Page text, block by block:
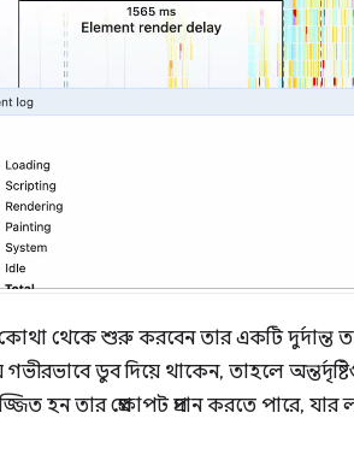
থেকে শুরু করবেন তার একটি দুর্দান্ত
ডুব দিয়ে থাকেন, তাহলে
হন তার প্রেক্ষাপট প্রদান করতে পারে,